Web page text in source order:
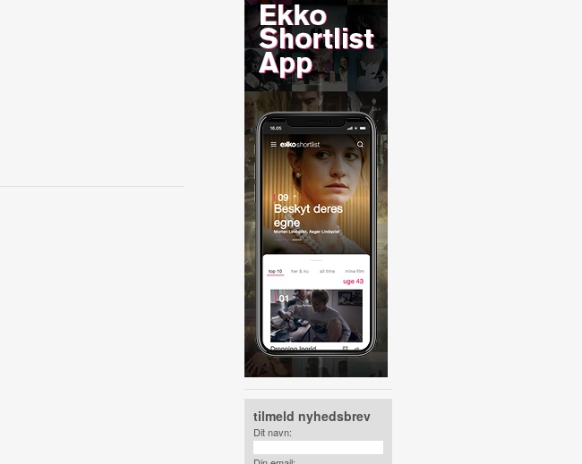
tilmeld nyhedsbrev
Dit navn: